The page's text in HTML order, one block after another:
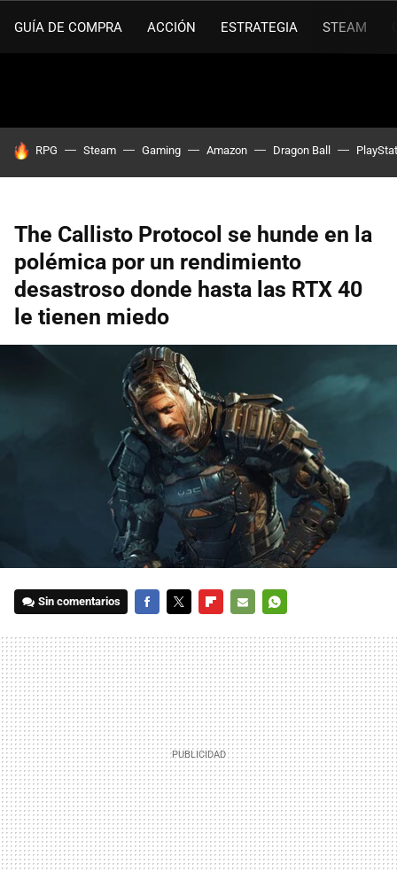
GUÍA DE COMPRA ACCIÓN ESTRATEGIA STEAM
HOY SE HABLA DE
RPG Steam Gaming Amazon Dragon Ball
The Callisto Protocol se hunde en la
polémica por un rendimiento
desastroso donde hasta las RTX 40
le tienen miedo
Sin comentarios
MAIL